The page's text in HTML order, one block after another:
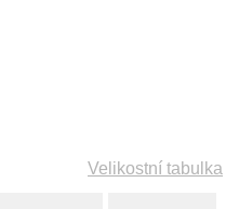
Velikostní tabulka